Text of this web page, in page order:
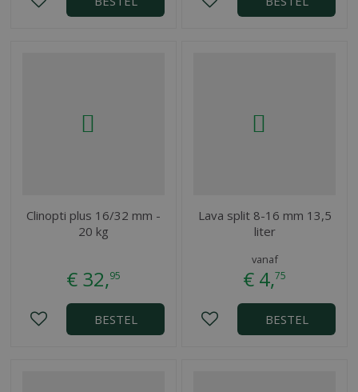
Clinopti plus 16/32 mm -
20 kg
€ 32,95
BESTEL
Lava split 8-16 mm 13,5
liter
vanaf
€ 4,75
BESTEL